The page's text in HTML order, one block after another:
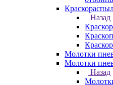
Назад
Молотки
Молотки
Назад